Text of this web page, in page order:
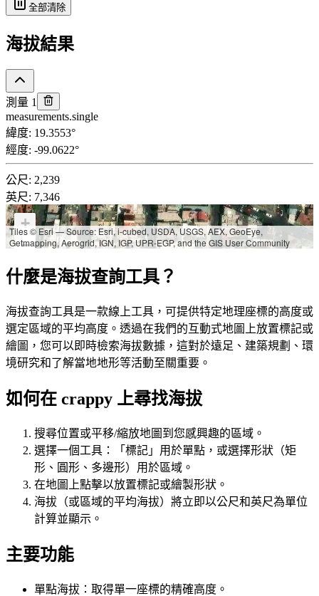
全部清除
海拔結果
測量 1
measurements.single
緯度: 19.3553°
經度: -99.0622°
公尺: 2,239
英尺: 7,346
+
−
Tiles © Esri — Source: Esri, i-cubed, USDA, USGS, AEX, GeoEye,
Getmapping, Aerogrid, IGN, IGP, UPR-EGP, and the GIS User Community
什麼是海拔查詢工具？
海拔查詢工具是一款線上工具，可提供特定地理座標的高度或
選定區域的平均高度。透過在我們的互動式地圖上放置標記或
繪圖，您可以即時檢索海拔數據，這對於遠足、建築規劃、環
境研究和了解當地地形等活動至關重要。
如何在 crappy 上尋找海拔
搜尋位置或平移/縮放地圖到您感興趣的區域。
選擇一個工具：「標記」用於單點，或選擇形狀（矩
形、圓形、多邊形）用於區域。
在地圖上點擊以放置標記或繪製形狀。
海拔（或區域的平均海拔）將立即以公尺和英尺為單位
計算並顯示。
主要功能
單點海拔：取得單一座標的精確高度。